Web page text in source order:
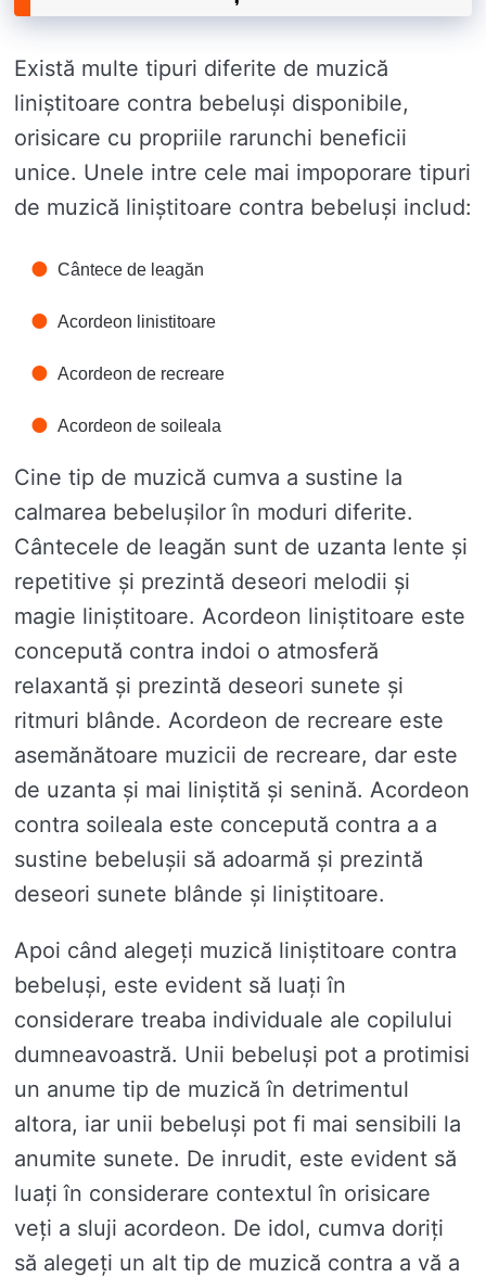
Există multe tipuri diferite de muzică
liniștitoare contra bebeluși disponibile,
orisicare cu propriile rarunchi beneficii
unice. Unele intre cele mai impoporare tipuri
de muzică liniștitoare contra bebeluși includ:
Cântece de leagăn
Acordeon linistitoare
Acordeon de recreare
Acordeon de soileala
Cine tip de muzică cumva a sustine la
calmarea bebelușilor în moduri diferite.
Cântecele de leagăn sunt de uzanta lente și
repetitive și prezintă deseori melodii și
magie liniștitoare. Acordeon liniștitoare este
concepută contra indoi o atmosferă
relaxantă și prezintă deseori sunete și
ritmuri blânde. Acordeon de recreare este
asemănătoare muzicii de recreare, dar este
de uzanta și mai liniștită și senină. Acordeon
contra soileala este concepută contra a a
sustine bebelușii să adoarmă și prezintă
deseori sunete blânde și liniștitoare.
Apoi când alegeți muzică liniștitoare contra
bebeluși, este evident să luați în
considerare treaba individuale ale copilului
dumneavoastră. Unii bebeluși pot a protimisi
un anume tip de muzică în detrimentul
altora, iar unii bebeluși pot fi mai sensibili la
anumite sunete. De inrudit, este evident să
luați în considerare contextul în orisicare
veți a sluji acordeon. De idol, cumva doriți
să alegeți un alt tip de muzică contra a vă a